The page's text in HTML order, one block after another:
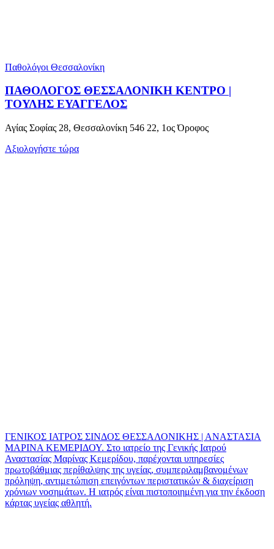
Παθολόγοι Θεσσαλονίκη
ΠΑΘΟΛΟΓΟΣ ΘΕΣΣΑΛΟΝΙΚΗ ΚΕΝΤΡΟ |
ΤΟΥΛΗΣ ΕΥΑΓΓΕΛΟΣ
Αγίας Σοφίας 28, Θεσσαλονίκη 546 22, 1ος Όροφος
Αξιολογήστε τώρα
ΓΕΝΙΚΟΣ ΙΑΤΡΟΣ ΣΙΝΔΟΣ ΘΕΣΣΑΛΟΝΙΚΗΣ | ΑΝΑΣΤΑΣΙΑ
ΜΑΡΙΝΑ ΚΕΜΕΡΙΔΟΥ. Στο ιατρείο της Γενικής Ιατρού
Αναστασίας Μαρίνας Κεμερίδου, παρέχονται υπηρεσίες
πρωτοβάθμιας περίθαλψης της υγείας, συμπεριλαμβανομένων
πρόληψη, αντιμετώπιση επειγόντων περιστατικών & διαχείριση
χρόνιων νοσημάτων. Η ιατρός είναι πιστοποιημένη για την έκδοση
κάρτας υγείας αθλητή.